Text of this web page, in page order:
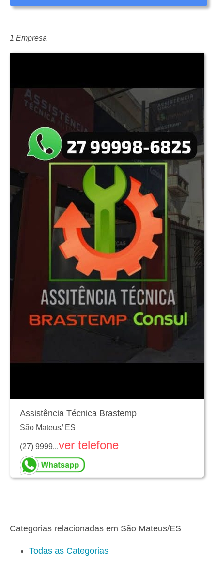
1 Empresa
Assistência Técnica Brastemp
São Mateus/ ES
(27) 9999...ver telefone
Categorias relacionadas em São Mateus/ES
Todas as Categorias